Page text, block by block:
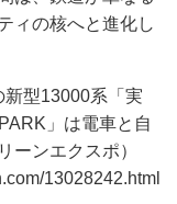
ィの核へと進化し
新型13000系「実
」は電車と自
ーンエクスポ）
13028242.html